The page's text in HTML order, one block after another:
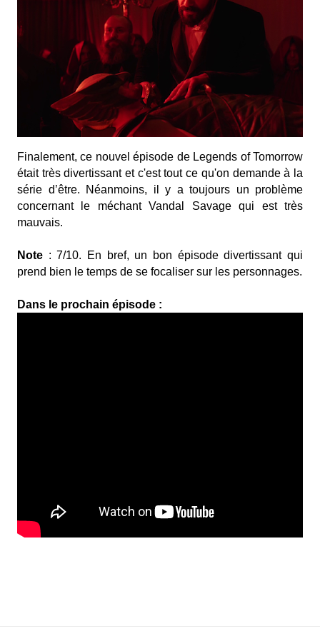
Finalement, ce nouvel épisode de Legends of Tomorrow
était très divertissant et c'est tout ce qu'on demande à la
série d’être. Néanmoins, il y a toujours un problème
concernant le méchant Vandal Savage qui est très
mauvais.
Note : 7/10. En bref, un bon épisode divertissant qui
prend bien le temps de se focaliser sur les personnages.
Dans le prochain épisode :